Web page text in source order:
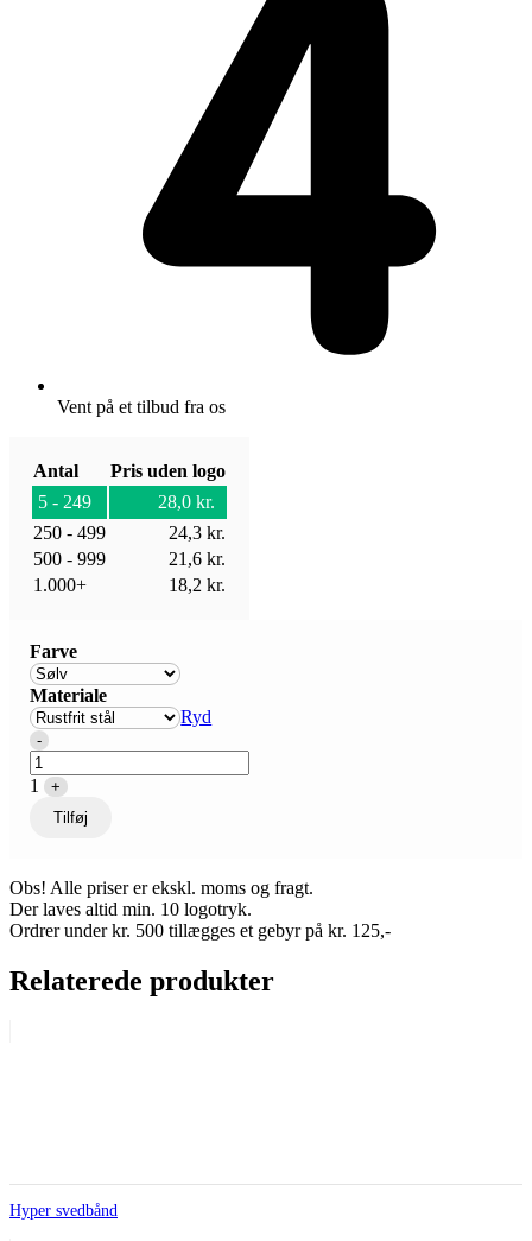
Vent på et tilbud fra os
Antal
Pris uden logo
5 - 249
28,0 kr.
250 - 499
24,3 kr.
500 - 999
21,6 kr.
1.000+
18,2 kr.
Farve
Materiale
Ryd
Quantity
-
1
+
Tilføj
Obs! Alle priser er ekskl. moms og fragt.
Der laves altid min. 10 logotryk.
Ordrer under kr. 500 tillægges et gebyr på kr. 125,-
Relaterede produkter
Hyper svedbånd